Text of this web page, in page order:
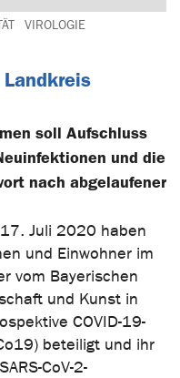
VIROLOGIE
soll Aufschluss
und die
nach abgelaufener
Juli 2020 haben
und Einwohner im
vom Bayerischen
und Kunst in
COVID-19-
beteiligt und ihr
CoV-2-